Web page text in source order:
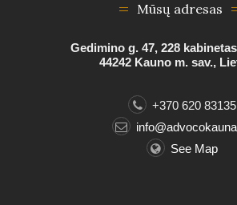
Mūsų adresas
Gedimino g. 47, 228
44242 Kauno m. sav.,
+370 620 83135
See Map